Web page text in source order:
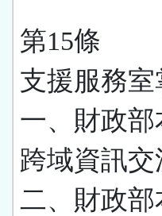
第15條
支援服務室
一、財政
跨域資訊交
二、財政